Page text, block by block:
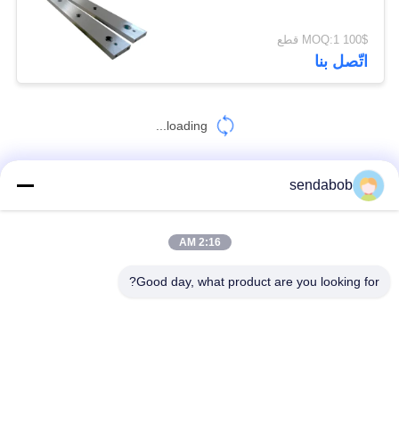
100$ MOQ:1 قطع
اتّصل بنا
loading...
sendabob
2:16 AM
Good day, what product are you looking for?